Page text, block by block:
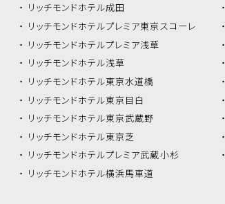
リッチモンドホテル成田
リッチモンドホテルプレミア東京スコーレ
リッチモンドホテルプレミア浅草
リッチモンドホテル浅草
リッチモンドホテル東京水道橋
リッチモンドホテル東京目白
リッチモンドホテル東京武蔵野
リッチモンドホテル東京芝
リッチモンドホテルプレミア武蔵小杉
リッチモンドホテル横浜馬車道